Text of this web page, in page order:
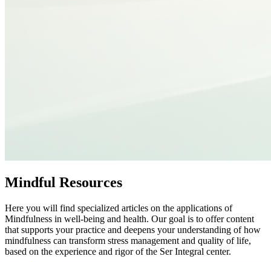
Mindful Resources
Here you will find specialized articles on the applications of
Mindfulness in well-being and health. Our goal is to offer content
that supports your practice and deepens your understanding of how
mindfulness can transform stress management and quality of life,
based on the experience and rigor of the Ser Integral center.